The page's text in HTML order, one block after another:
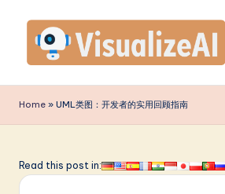
content
is
u
li
Home » UML类图：开发者的实用回顾指南
Read this post in: